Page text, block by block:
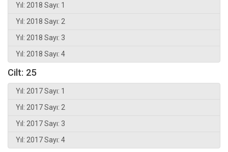
Yıl: 2018 Sayı: 1
Yıl: 2018 Sayı: 2
Yıl: 2018 Sayı: 3
Yıl: 2018 Sayı: 4
Cilt: 25
Yıl: 2017 Sayı: 1
Yıl: 2017 Sayı: 2
Yıl: 2017 Sayı: 3
Yıl: 2017 Sayı: 4